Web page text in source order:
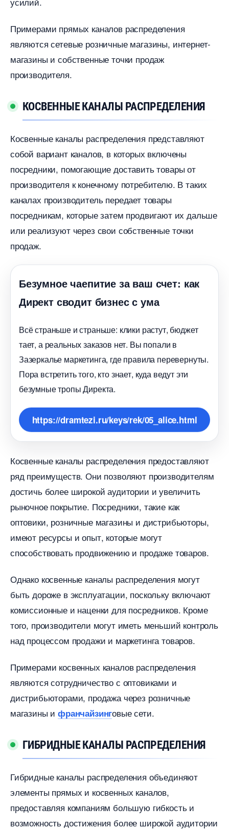
Примерами прямых каналов распределения
являются сетевые розничные магазины, интернет-
магазины и собственные точки продаж
производителя.​
КОСВЕННЫЕ КАНАЛЫ РАСПРЕДЕЛЕНИЯ
Косвенные каналы распределения представляют
собой вариант каналов, в которых включены
посредники, помогающие доставить товары от
производителя к конечному потребителю.​ В таких
каналах производитель передает товары
посредникам, которые затем продвигают их дальше
или реализуют через свои собственные точки
продаж.​
Безумное чаепитие за ваш счет: как
Директ сводит бизнес с ума
сё страньше и страньше: клики растут, бюджет
тает, а реальных заказов нет. Вы попали
Зазеркалье маркетинга, где правила перевернуты.
Пора встретить того, кто знает, куда ведут эти
езумные тропы Директа.
https://dramtezi.ru/keys/rek/05_alice.html
Косвенные каналы распределения предоставляют
ряд преимуществ. Они позволяют производителям
достичь более широкой аудитории и увеличить
рыночное покрытие.​ Посредники, такие как
оптовики, розничные магазины и дистрибьюторы,
имеют ресурсы и опыт, которые могут
способствовать продвижению и продаже товаров.​
Однако косвенные каналы распределения могут
ыть дороже в эксплуатации, поскольку включают
комиссионные и наценки для посредников.​ Кроме
того, производители могут иметь меньший контроль
над процессом продажи и маркетинга товаров.​
Примерами косвенных каналов распределения
являются сотрудничество с оптовиками и
дистрибьюторами, продажа через розничные
магазины ифранчайзиновые сети.
ГИБРИДНЫЕ КАНАЛЫ РАСПРЕДЕЛЕНИЯ
Гибридные каналы распределения объединяют
элементы прямых и косвенных каналов,
предоставляя компаниям большую гибкость и
озможность достижения более широкой аудитории